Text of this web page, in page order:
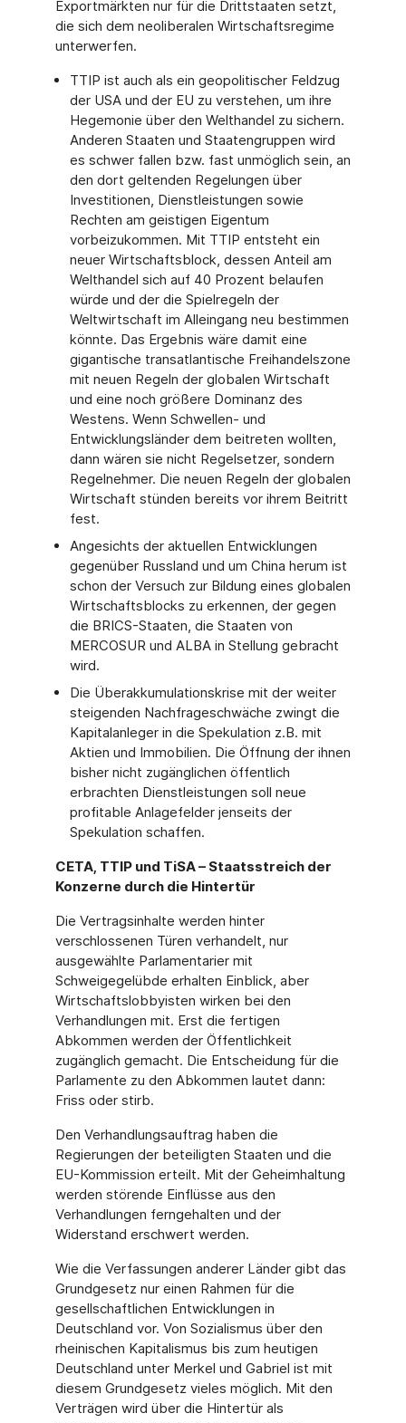
Exportmärkten nur für die Drittstaaten setzt,
die sich dem neoliberalen Wirtschaftsregime
unterwerfen.
TTIP ist auch als ein geopolitischer Feldzug
der USA und der EU zu verstehen, um ihre
Hegemonie über den Welthandel zu sichern.
Anderen Staaten und Staatengruppen wird
es schwer fallen bzw. fast unmöglich sein, an
den dort geltenden Regelungen über
Investitionen, Dienstleistungen sowie
Rechten am geistigen Eigentum
vorbeizukommen. Mit TTIP entsteht ein
neuer Wirtschaftsblock, dessen Anteil am
Welthandel sich auf 40 Prozent belaufen
würde und der die Spielregeln der
Weltwirtschaft im Alleingang neu bestimmen
könnte. Das Ergebnis wäre damit eine
gigantische transatlantische Freihandelszone
mit neuen Regeln der globalen Wirtschaft
und eine noch größere Dominanz des
Westens. Wenn Schwellen- und
Entwicklungsländer dem beitreten wollten,
dann wären sie nicht Regelsetzer, sondern
Regelnehmer. Die neuen Regeln der globalen
Wirtschaft stünden bereits vor ihrem Beitritt
fest.
Angesichts der aktuellen Entwicklungen
gegenüber Russland und um China herum ist
schon der Versuch zur Bildung eines globalen
Wirtschaftsblocks zu erkennen, der gegen
die BRICS-Staaten, die Staaten von
MERCOSUR und ALBA in Stellung gebracht
wird.
Die Überakkumulationskrise mit der weiter
steigenden Nachfrageschwäche zwingt die
Kapitalanleger in die Spekulation z.B. mit
Aktien und Immobilien. Die Öffnung der ihnen
bisher nicht zugänglichen öffentlich
erbrachten Dienstleistungen soll neue
profitable Anlagefelder jenseits der
Spekulation schaffen.
CETA, TTIP und TiSA – Staatsstreich der
Konzerne durch die Hintertür
Die Vertragsinhalte werden hinter
verschlossenen Türen verhandelt, nur
ausgewählte Parlamentarier mit
Schweigegelübde erhalten Einblick, aber
Wirtschaftslobbyisten wirken bei den
Verhandlungen mit. Erst die fertigen
Abkommen werden der Öffentlichkeit
zugänglich gemacht. Die Entscheidung für die
Parlamente zu den Abkommen lautet dann:
Friss oder stirb.
Den Verhandlungsauftrag haben die
Regierungen der beteiligten Staaten und die
EU-Kommission erteilt. Mit der Geheimhaltung
werden störende Einflüsse aus den
Verhandlungen ferngehalten und der
Widerstand erschwert werden.
Wie die Verfassungen anderer Länder gibt das
Grundgesetz nur einen Rahmen für die
gesellschaftlichen Entwicklungen in
Deutschland vor. Von Sozialismus über den
rheinischen Kapitalismus bis zum heutigen
Deutschland unter Merkel und Gabriel ist mit
diesem Grundgesetz vieles möglich. Mit den
Verträgen wird über die Hintertür als